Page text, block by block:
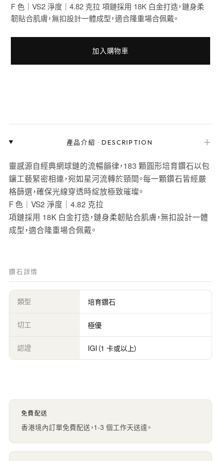
F 色｜VS2 淨度｜4.82 克拉 項鏈採用 18K 白金打造，鏈身柔
韌貼合肌膚，無扣設計一體成型，適合隆重場合佩戴。
加入購物車
產品介紹 ·DESCRIPTION ＋
靈感源自經典網球鏈的流暢韻律，183 顆圓形培育鑽石以包
鑲工藝緊密相連，宛如星河流轉於頸間。每一顆鑽石皆經嚴
格篩選，確保光線穿透時綻放極致璀璨。
F 色｜VS2 淨度｜4.82 克拉
項鏈採用 18K 白金打造，鏈身柔韌貼合肌膚，無扣設計一體
成型，適合隆重場合佩戴。
鑽石詳情
類型 培育鑽石
切工 極優
認證 IGI（1 卡或以上）
免費配送
香港境內訂單免費配送，1-3 個工作天送達。